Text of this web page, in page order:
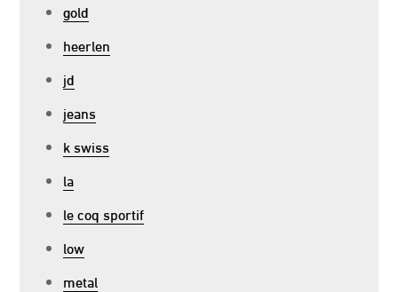
gold
heerlen
jd
jeans
k swiss
la
le coq sportif
low
metal